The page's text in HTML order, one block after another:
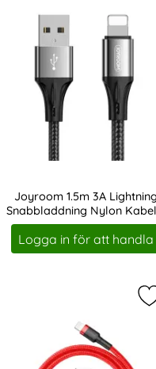
Joyroom 1.5m 3A Lightning
Snabbladdning Nylon
Svart
Art. nr 19314
Logga in för att handla